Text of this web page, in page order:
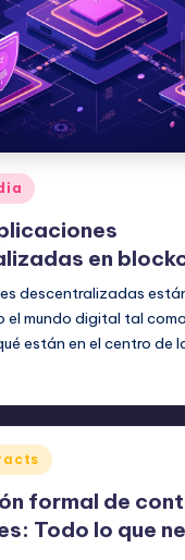
en
descentralizadas
el mundo digital tal
están en el centro de
formal de
Todo lo que